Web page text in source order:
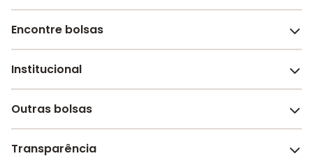
Encontre bolsas
Melhores escolas de São Paulo
Escolas por cidade e bairro
Institucional
Sobre o Melhor Escola
Revista Melhor Escola
Outras bolsas
Faculdades e universidades
Transparência